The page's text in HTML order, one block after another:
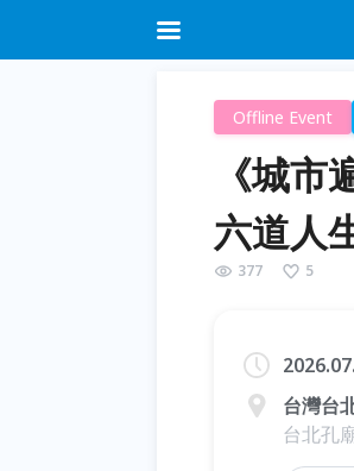
Offline Event
《城
六道人
377 5
台灣台
台北孔